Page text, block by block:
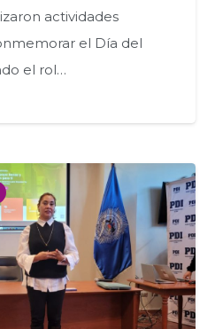
actividades
el Día del
el rol…